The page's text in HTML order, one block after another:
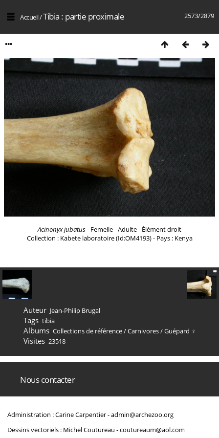
2573/2879
Accueil/Tibia : partie proximale
Acinonyx jubatus- Femelle - Adulte - Élément droit
Collection : Kabete laboratoire (Id:OM4193) - Pays : Kenya
Auteur Jean-Philip Brugal
Tags tibia
Albums Collections de référence/Carnivores/Guépard ♀
Visites 23518
Nous contacter
Administration : Carine Carpentier -admin@archezoo.org
Dessins vectoriels : Michel Coutureau -coutureaum@aol.com